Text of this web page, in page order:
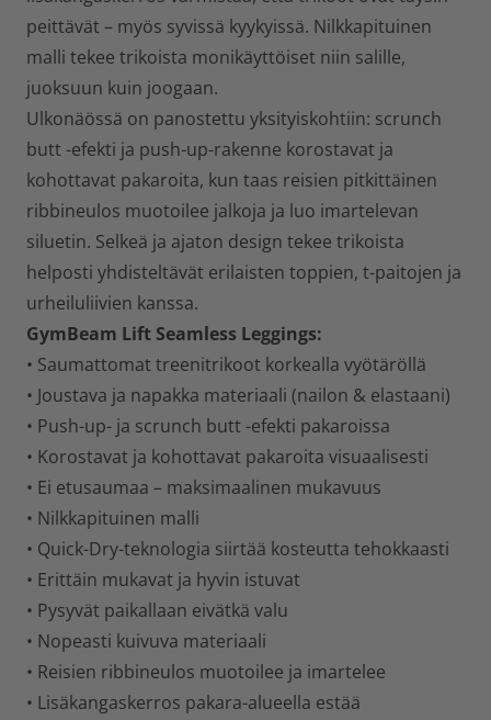
peittävät – myös syvissä kyykyissä. Nilkkapituinen
malli tekee trikoista monikäyttöiset niin salille,
juoksuun kuin joogaan.
Ulkonäössä on panostettu yksityiskohtiin: scrunch
butt -efekti ja push-up-rakenne korostavat ja
kohottavat pakaroita, kun taas reisien pitkittäinen
ribbineulos muotoilee jalkoja ja luo imartelevan
siluetin. Selkeä ja ajaton design tekee trikoista
helposti yhdisteltävät erilaisten toppien, t-paitojen ja
urheiluliivien kanssa.
GymBeam Lift Seamless Leggings:
• Saumattomat treenitrikoot korkealla vyötäröllä
• Joustava ja napakka materiaali (nailon & elastaani)
• Push-up- ja scrunch butt -efekti pakaroissa
• Korostavat ja kohottavat pakaroita visuaalisesti
• Ei etusaumaa – maksimaalinen mukavuus
• Nilkkapituinen malli
• Quick-Dry-teknologia siirtää kosteutta tehokkaasti
• Erittäin mukavat ja hyvin istuvat
• Pysyvät paikallaan eivätkä valu
• Nopeasti kuivuva materiaali
• Reisien ribbineulos muotoilee ja imartelee
• Lisäkangaskerros pakara-alueella estää